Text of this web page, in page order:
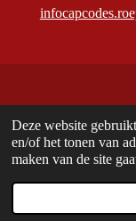
Deze website
en/of het tonen van
maken van de site